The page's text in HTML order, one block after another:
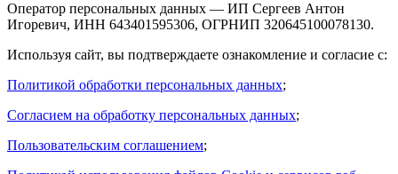
Оператор персональных данных — ИП Сергеев Антон
Игоревич, ИНН 643401595306, ОГРНИП 320645100078130.
Используя сайт, вы подтверждаете ознакомление и согласие с:
Политикой обработки персональных данных;
Согласием на обработку персональных данных;
Пользовательским соглашением;